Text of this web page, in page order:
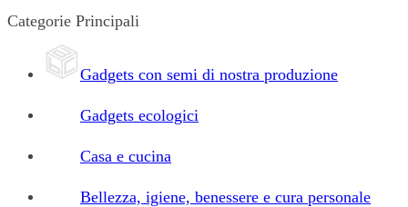
Categorie Principali
Gadgets con semi di nostra produzione
Gadgets ecologici
Casa e cucina
Bellezza, igiene, benessere e cura personale